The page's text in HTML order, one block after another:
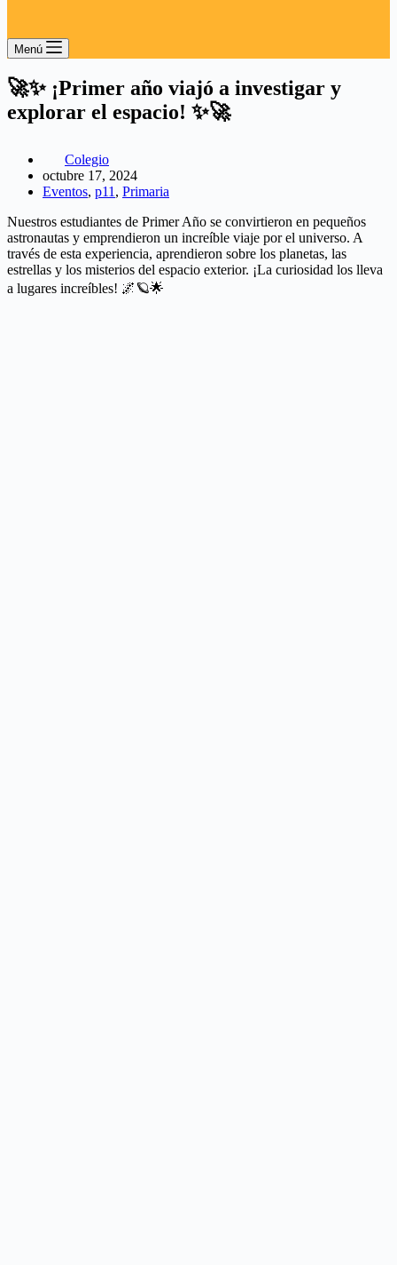
Menú
🚀✨ ¡Primer año viajó a investigar y
explorar el espacio! ✨🚀
Colegio
octubre 17, 2024
Eventos, p11 , Primaria
Nuestros estudiantes de Primer Año se convirtieron en pequeños
astronautas y emprendieron un increíble viaje por el universo. A
través de esta experiencia, aprendieron sobre los planetas, las
estrellas y los misterios del espacio exterior. ¡La curiosidad los lleva
a lugares increíbles! 🌌🪐🌟